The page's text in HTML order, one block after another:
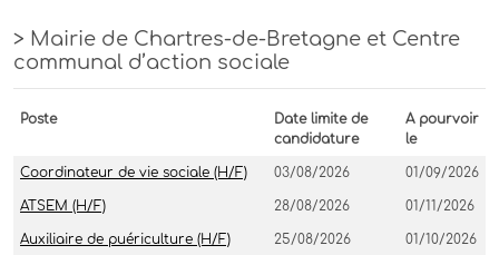
> Mairie de Chartres-de-Bretagne et Centre
communal d’action sociale
Poste
Date limite de
candidature
A pourvoir
le
Coordinateur de vie sociale (H/F) 03/08/2026 01/09/2026
ATSEM (H/F) 28/08/2026 01/11/2026
Auxiliaire de puériculture (H/F) 25/08/2026 01/10/2026